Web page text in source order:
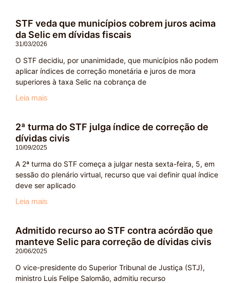
STF veda que municípios cobrem juros acima
da Selic em dívidas fiscais
31/03/2026
O STF decidiu, por unanimidade, que municípios não podem
aplicar índices de correção monetária e juros de mora
superiores à taxa Selic na cobrança de
Leia mais
2ª turma do STF julga índice de correção de
dívidas civis
10/09/2025
A 2ª turma do STF começa a julgar nesta sexta-feira, 5, em
sessão do plenário virtual, recurso que vai definir qual índice
deve ser aplicado
Leia mais
Admitido recurso ao STF contra acórdão que
manteve Selic para correção de dívidas civis
20/06/2025
O vice-presidente do Superior Tribunal de Justiça (STJ),
ministro Luis Felipe Salomão, admitiu recurso